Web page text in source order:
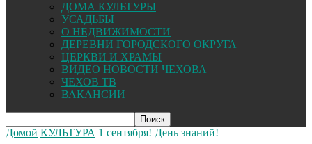
ДОМА КУЛЬТУРЫ
УСАДЬБЫ
О НЕДВИЖИМОСТИ
ДЕРЕВНИ ГОРОДСКОГО ОКРУГА
ЦЕРКВИ И ХРАМЫ
ВИДЕО НОВОСТИ ЧЕХОВА
ЧЕХОВ ТВ
ВАКАНСИИ
Домой КУЛЬТУРА 1 сентября! День знаний!